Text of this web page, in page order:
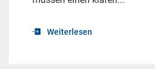
Weiterlesen